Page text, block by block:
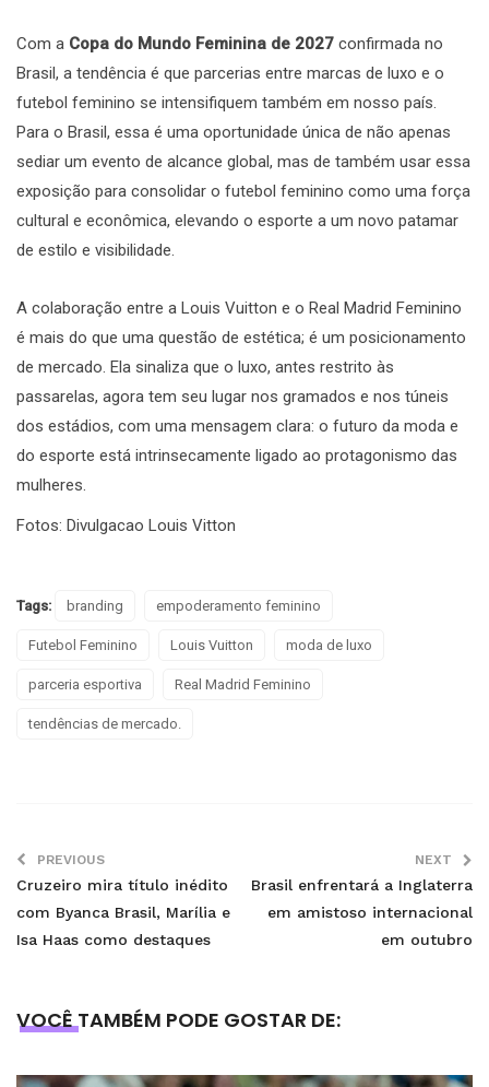
Com a Copa do Mundo Feminina de 2027 confirmada no
Brasil, a tendência é que parcerias entre marcas de luxo e o
futebol feminino se intensifiquem também em nosso país.
Para o Brasil, essa é uma oportunidade única de não apenas
sediar um evento de alcance global, mas de também usar essa
exposição para consolidar o futebol feminino como uma força
cultural e econômica, elevando o esporte a um novo patamar
de estilo e visibilidade.
A colaboração entre a Louis Vuitton e o Real Madrid Feminino
é mais do que uma questão de estética; é um posicionamento
de mercado. Ela sinaliza que o luxo, antes restrito às
passarelas, agora tem seu lugar nos gramados e nos túneis
dos estádios, com uma mensagem clara: o futuro da moda e
do esporte está intrinsecamente ligado ao protagonismo das
mulheres.
Fotos: Divulgacao Louis Vitton
Tags: branding empoderamento feminino
Futebol Feminino Louis Vuitton moda de luxo
parceria esportiva Real Madrid Feminino
tendências de mercado.
PREVIOUS
Cruzeiro mira título inédito
com Byanca Brasil, Marília e
Isa Haas como destaques
NEXT
Brasil enfrentará a Inglaterra
em amistoso internacional
em outubro
VOCÊ TAMBÉM PODE GOSTAR DE: